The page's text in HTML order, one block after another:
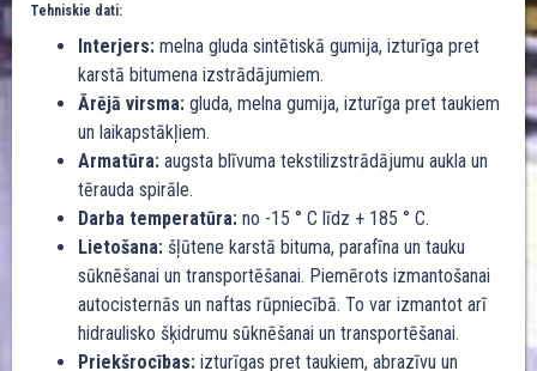
Tehniskie dati:
Interjers: melna gluda sintētiskā gumija, izturīga pret
karstā bitumena izstrādājumiem.
Ārējā virsma: gluda, melna gumija, izturīga pret taukiem
un laikapstākļiem.
Armatūra: augsta blīvuma tekstilizstrādājumu aukla un
tērauda spirāle.
Darba temperatūra: no -15 ° C līdz + 185 ° C.
Lietošana: šļūtene karstā bituma, parafīna un tauku
sūknēšanai un transportēšanai. Piemērots izmantošanai
autocisternās un naftas rūpniecībā. To var izmantot arī
hidraulisko šķidrumu sūknēšanai un transportēšanai.
Priekšrocības: izturīgas pret taukiem, abrazīvu un